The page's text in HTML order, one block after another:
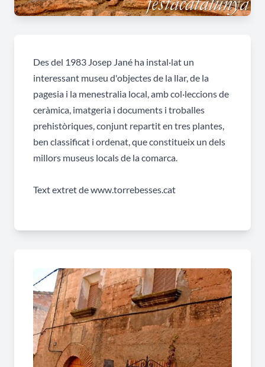
Des del 1983 Josep Jané ha instal·lat un
interessant museu d'objectes de la llar, de la
pagesia i la menestralia local, amb col·leccions de
ceràmica, imatgeria i documents i troballes
prehistòriques, conjunt repartit en tres plantes,
ben classificat i ordenat, que constitueix un dels
millors museus locals de la comarca.
Text extret dewww.torrebesses.cat